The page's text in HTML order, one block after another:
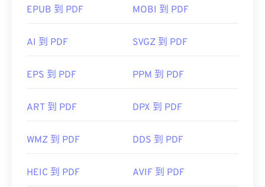
EPUB 到 PDF MOBI 到 PDF
AI 到 PDF SVGZ 到 PDF
EPS 到 PDF PPM 到 PDF
ART 到 PDF DPX 到 PDF
WMZ 到 PDF DDS 到 PDF
HEIC 到 PDF AVIF 到 PDF